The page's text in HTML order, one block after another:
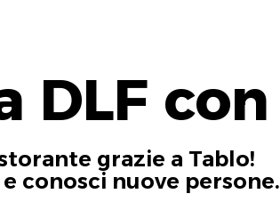
DLF
grazie a Tablo!
conosci nuove persone.